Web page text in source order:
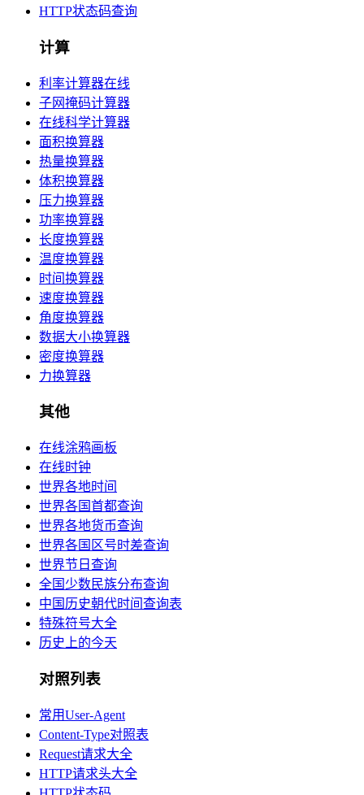
HTTP状态码查询
计算
利率计算器在线
子网掩码计算器
在线科学计算器
面积换算器
热量换算器
体积换算器
压力换算器
功率换算器
长度换算器
温度换算器
时间换算器
速度换算器
角度换算器
数据大小换算器
密度换算器
力换算器
其他
在线涂鸦画板
在线时钟
世界各地时间
世界各国首都查询
世界各地货币查询
世界各国区号时差查询
世界节日查询
全国少数民族分布查询
中国历史朝代时间查询表
特殊符号大全
历史上的今天
对照列表
常用User-Agent
Content-Type对照表
Request请求大全
HTTP请求头大全